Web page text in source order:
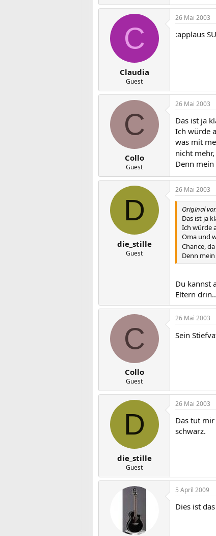
C
Claudia
Guest
26 Mai 2003
:applaus
C
Collo
Guest
26 Mai 2003
Das ist ja
Ich würde
was mit
nicht
Denn
D
die_stille
Guest
26 Mai 2003
Original
Das ist ja
Ich würde
Oma und
Chance,
Denn
Du kannst
Eltern
C
Collo
Guest
26 Mai 2003
Sein
D
die_stille
Guest
26 Mai 2003
Das tut
schwarz.
5 April 2009
Dies ist